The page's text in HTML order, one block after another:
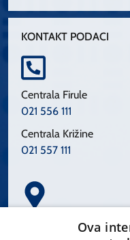
KONTAKT PODACI
Centrala Firule
021 556 111
Centrala Križine
021 557 111
Spinčićeva 1, 21000 Split
Ova